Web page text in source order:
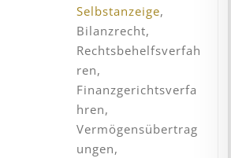
Selbstanzeige,
Bilanzrecht,
Rechtsbehelfsverfah
ren,
Finanzgerichtsverfa
hren,
Vermögensübertrag
ungen,